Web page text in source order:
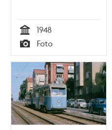
Tid
1948
Typ
Foto